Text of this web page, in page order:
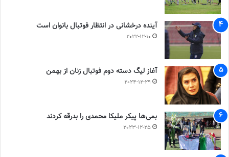
آینده درخشانی در انتظار فوتبال بانوان است
2022-12-10
آغاز لیگ دسته دوم فوتبال زنان از بهمن
2024-12-29
بمی‌ها پیکر ملیکا محمدی را بدرقه کردند
2023-12-25